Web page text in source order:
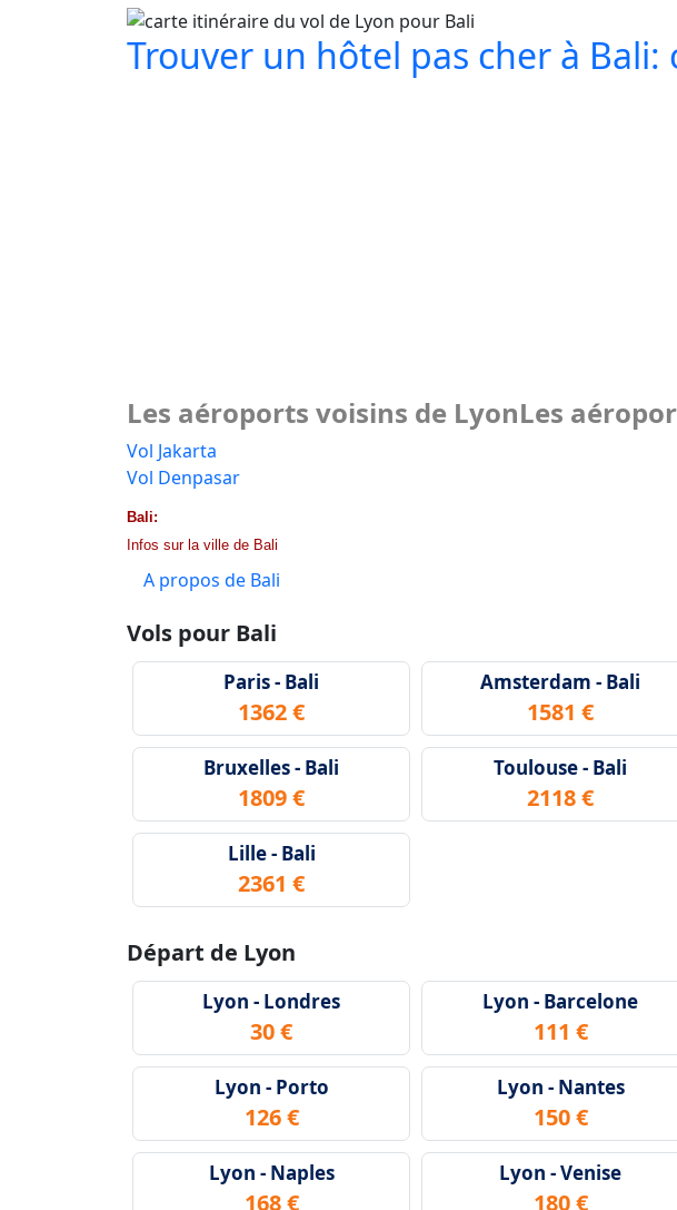
Trouver un hôtel pas cher à Bali:
Les aéroports voisins de LyonLes
Vol Jakarta
Vol Denpasar
Bali:
Infos sur la ville de Bali
A propos de Bali
Vols pour Bali
Paris - Bali
1362 €
Amsterdam - Bali
1581 €
Bruxelles - Bali
1809 €
Toulouse - Bali
2118 €
Lille - Bali
2361 €
Départ de Lyon
Lyon - Londres
30 €
Lyon - Barcelone
111 €
Lyon - Porto
126 €
Lyon - Nantes
150 €
Lyon - Naples
168 €
Lyon - Venise
180 €